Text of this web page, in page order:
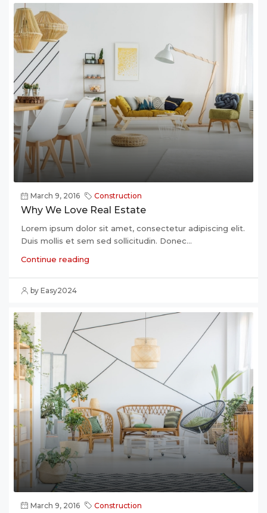
March 9, 2016 Construction
Why We Love Real Estate
Lorem ipsum dolor sit amet, consectetur adipiscing elit.
Duis mollis et sem sed sollicitudin. Donec...
Continue reading
by Easy2024
March 9, 2016 Construction